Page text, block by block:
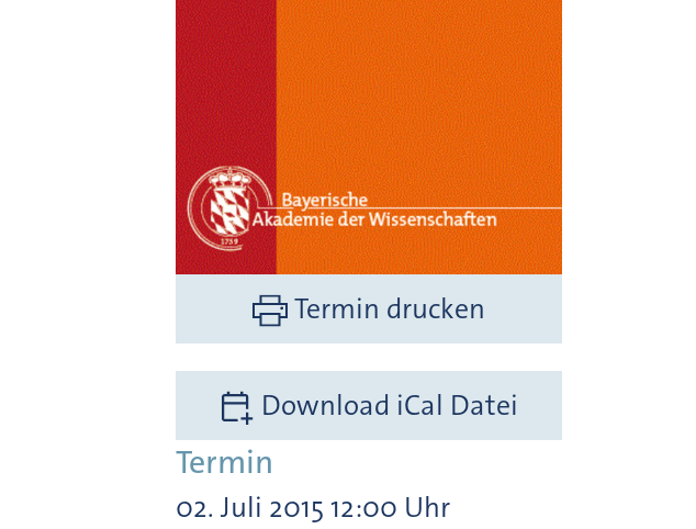
Termin drucken
Download iCal Datei
Termin
02. Juli 2015 12:00 Uhr